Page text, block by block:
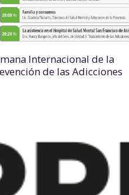
Internacional de la
de las Adicciones